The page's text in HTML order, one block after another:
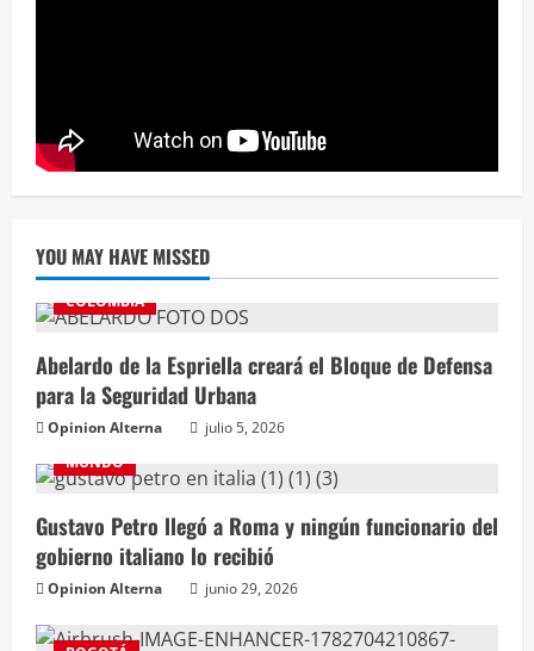
YOU MAY HAVE MISSED
COLOMBIA
Abelardo de la Espriella creará el Bloque de Defensa
para la Seguridad Urbana
Opinion Alterna
julio 5, 2026
MUNDO
Gustavo Petro llegó a Roma y ningún funcionario del
gobierno italiano lo recibió
Opinion Alterna junio 29, 2026